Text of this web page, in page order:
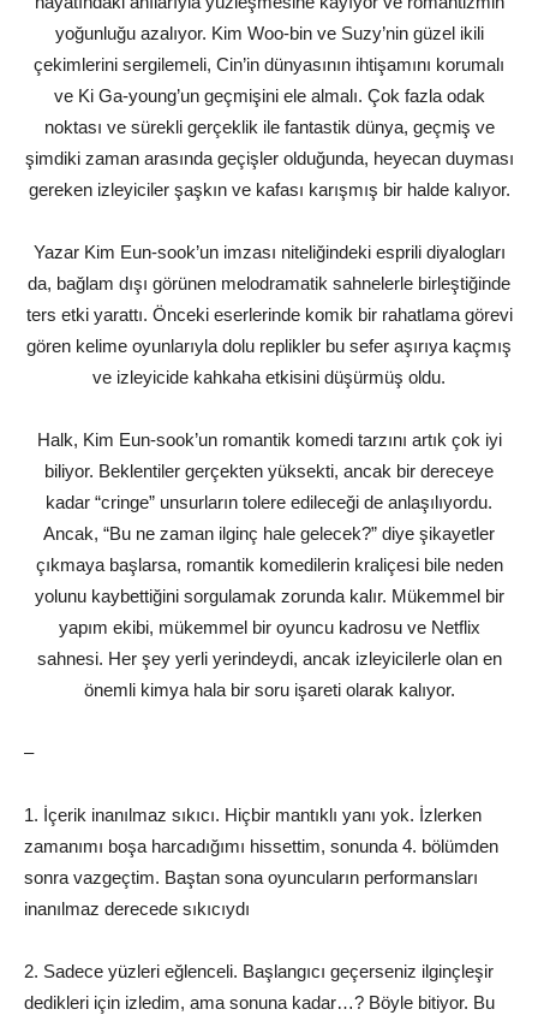
yoğunluğu azalıyor. Kim Woo-bin ve Suzy’nin güzel ikili
çekimlerini sergilemeli, Cin’in dünyasının ihtişamını korumalı
ve Ki Ga-young’un geçmişini ele almalı. Çok fazla odak
noktası ve sürekli gerçeklik ile fantastik dünya, geçmiş ve
şimdiki zaman arasında geçişler olduğunda, heyecan duyması
gereken izleyiciler şaşkın ve kafası karışmış bir halde kalıyor.
Yazar Kim Eun-sook’un imzası niteliğindeki esprili diyalogları
da, bağlam dışı görünen melodramatik sahnelerle birleştiğinde
ters etki yarattı. Önceki eserlerinde komik bir rahatlama görevi
gören kelime oyunlarıyla dolu replikler bu sefer aşırıya kaçmış
ve izleyicide kahkaha etkisini düşürmüş oldu.
Halk, Kim Eun-sook’un romantik komedi tarzını artık çok iyi
biliyor. Beklentiler gerçekten yüksekti, ancak bir dereceye
kadar “cringe” unsurların tolere edileceği de anlaşılıyordu.
Ancak, “Bu ne zaman ilginç hale gelecek?” diye şikayetler
çıkmaya başlarsa, romantik komedilerin kraliçesi bile neden
yolunu kaybettiğini sorgulamak zorunda kalır. Mükemmel bir
yapım ekibi, mükemmel bir oyuncu kadrosu ve Netflix
sahnesi. Her şey yerli yerindeydi, ancak izleyicilerle olan en
önemli kimya hala bir soru işareti olarak kalıyor.
–
1. İçerik inanılmaz sıkıcı. Hiçbir mantıklı yanı yok. İzlerken
zamanımı boşa harcadığımı hissettim, sonunda 4. bölümden
sonra vazgeçtim. Baştan sona oyuncuların performansları
inanılmaz derecede sıkıcıydı
2. Sadece yüzleri eğlenceli. Başlangıcı geçerseniz ilginçleşir
dedikleri için izledim, ama sonuna kadar…? Böyle bitiyor. Bu